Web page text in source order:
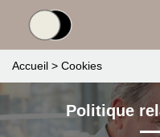
Accueil > Cookies
Politique